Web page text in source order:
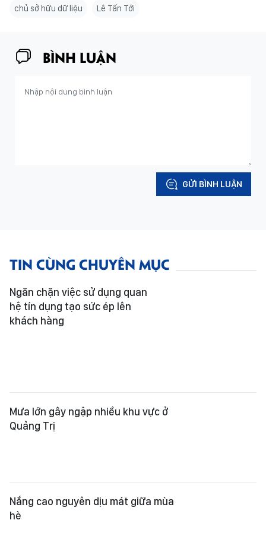
chủ sở hữu dữ liệu Lê Tấn Tới
BÌNH LUẬN
GỬI BÌNH LUẬN
TIN CÙNG CHUYÊN MỤC
Ngăn chặn việc sử dụng quan
hệ tín dụng tạo sức ép lên
khách hàng
Mưa lớn gây ngập nhiều khu vực ở
Quảng Trị
Nắng cao nguyên dịu mát giữa mùa
hè